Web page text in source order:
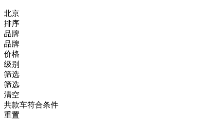
北京
排序
品牌
品牌
价格
级别
筛选
筛选
清空
共款车符合条件
重置